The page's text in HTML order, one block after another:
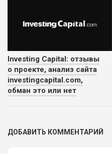
Investing Capital: отзывы
о проекте, анализ сайта
investingcapital.com,
обман это или нет
ДОБАВИТЬ КОММЕНТАРИЙ